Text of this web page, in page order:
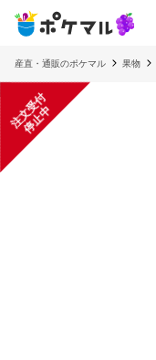
産直・通販のポケマル 果物
注
文
受
付
停
止
中